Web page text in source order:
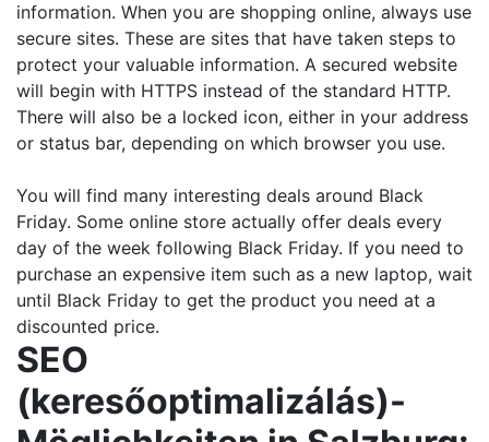
information. When you are shopping online, always use
secure sites. These are sites that have taken steps to
protect your valuable information. A secured website
will begin with HTTPS instead of the standard HTTP.
There will also be a locked icon, either in your address
or status bar, depending on which browser you use.
You will find many interesting deals around Black
Friday. Some online store actually offer deals every
day of the week following Black Friday. If you need to
purchase an expensive item such as a new laptop, wait
until Black Friday to get the product you need at a
discounted price.
SEO
(keresőoptimalizálás)-